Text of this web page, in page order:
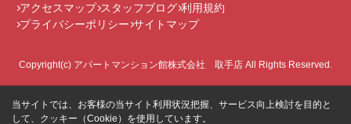
アクセスマップ スタッフブログ 利用規約
プライバシーポリシー サイトマップ
Copyright(c) アパートマンション館株式会社 取手店 All Rights Reserved.
当サイトでは、お客様の当サイト利用状況把握、サービス向上検討を目的と
して、クッキー（Cookie）を使用しています。